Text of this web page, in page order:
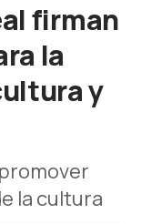
firman
la
y
la cultura